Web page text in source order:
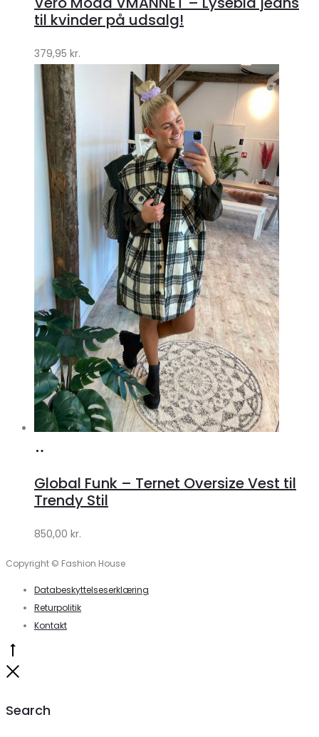
Klædeskabet.dk
til kvinder på udsalg!
379,95 kr.
Lykke
Lykke
Global Funk – Ternet Oversize Vest til
Trendy Stil
850,00 kr.
Copyright © Fashion House
Databeskyttelseserklæring
Returpolitik
Kontakt
Search